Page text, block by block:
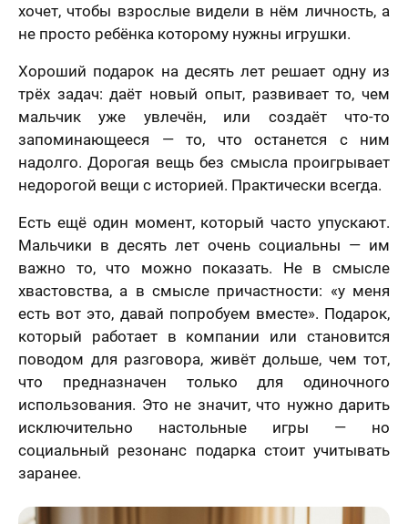
хочет, чтобы взрослые видели в нём личность, а
не просто ребёнка которому нужны игрушки.
Хороший подарок на десять лет решает одну из
трёх задач: даёт новый опыт, развивает то, чем
мальчик уже увлечён, или создаёт что-то
запоминающееся — то, что останется с ним
надолго. Дорогая вещь без смысла проигрывает
недорогой вещи с историей. Практически всегда.
Есть ещё один момент, который часто упускают.
Мальчики в десять лет очень социальны — им
важно то, что можно показать. Не в смысле
хвастовства, а в смысле причастности: «у меня
есть вот это, давай попробуем вместе». Подарок,
который работает в компании или становится
поводом для разговора, живёт дольше, чем тот,
что предназначен только для одиночного
использования. Это не значит, что нужно дарить
исключительно настольные игры — но
социальный резонанс подарка стоит учитывать
заранее.